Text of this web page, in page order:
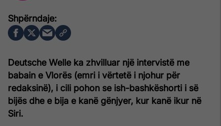
Deutsche Welle ka zhvilluar një intervistë me
babain e Vlorës (emri i vërtetë i njohur për
redaksinë), i cili pohon se ish-bashkëshorti i së
bijës dhe e bija e kanë gënjyer, kur kanë ikur në
Siri.